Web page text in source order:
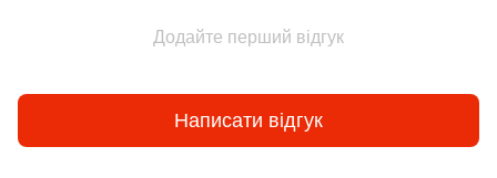
Додайте перший відгук
Написати відгук